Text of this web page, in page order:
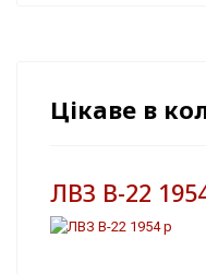
Цікаве в
ЛВЗ В-22